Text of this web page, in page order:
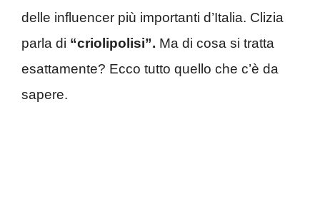
delle influencer più importanti d’Italia. Clizia
parla di “criolipolisi”. Ma di cosa si tratta
esattamente? Ecco tutto quello che c’è da
sapere.